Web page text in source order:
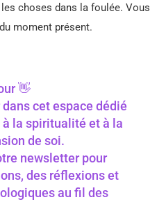
choses dans la foulée. Vous
moment présent.
👋
cet espace dédié
la spiritualité et à la
de soi.
newsletter pour
des réflexions et
au fil des